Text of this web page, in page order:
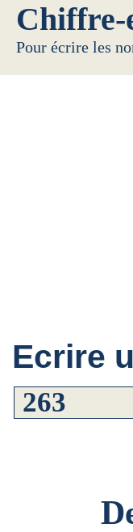
Pour écrire les
Ecrire
Deux